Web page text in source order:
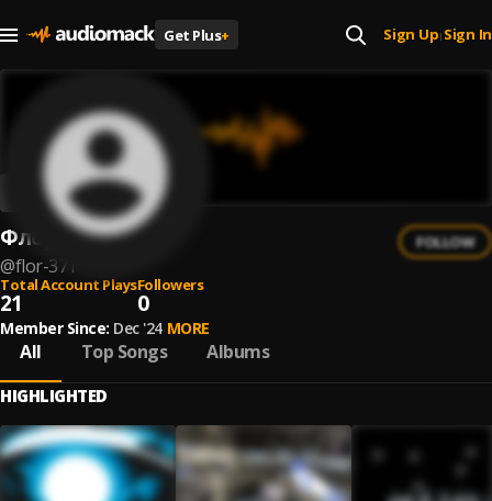
Get Plus+ Sign Up| Sign In
Флор
@flor-371
FOLLOW
Total Account Plays
21
Followers
0
Member Since: Dec '24 MORE
All Top Songs Albums
HIGHLIGHTED